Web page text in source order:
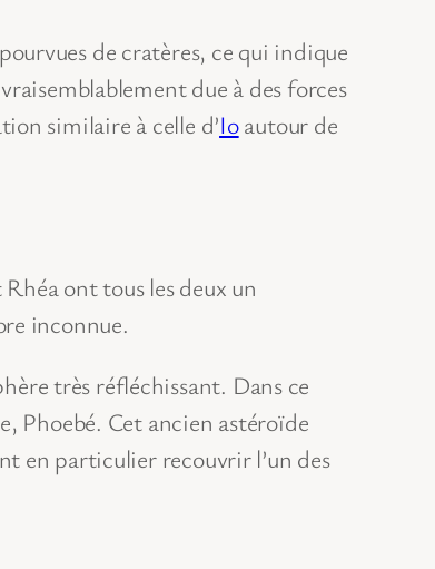
de cratères, ce qui indique
due à des forces
similaire à celle d’Ioautour de
ont tous les deux un
inconnue.
très réfléchissant. Dans ce
Phoebé. Cet ancien astéroïde
en particulier recouvrir l’un des